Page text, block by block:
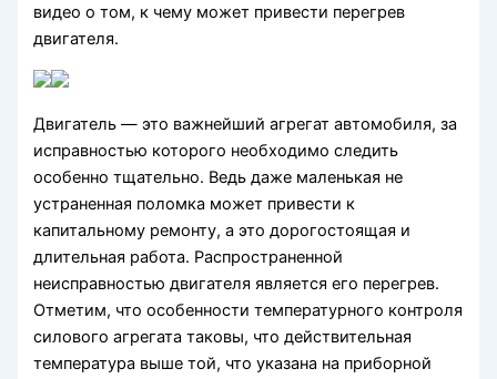
видео о том, к чему может привести перегрев
двигателя.
Двигатель — это важнейший агрегат автомобиля, за
исправностью которого необходимо следить
особенно тщательно. Ведь даже маленькая не
устраненная поломка может привести к
капитальному ремонту, а это дорогостоящая и
длительная работа. Распространенной
неисправностью двигателя является его перегрев.
Отметим, что особенности температурного контроля
силового агрегата таковы, что действительная
температура выше той, что указана на приборной